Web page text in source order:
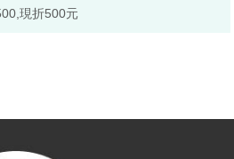
現折500元